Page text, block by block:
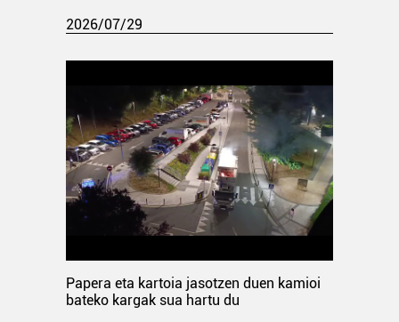
2026/07/29
Papera eta kartoia jasotzen duen kamioi
bateko kargak sua hartu du